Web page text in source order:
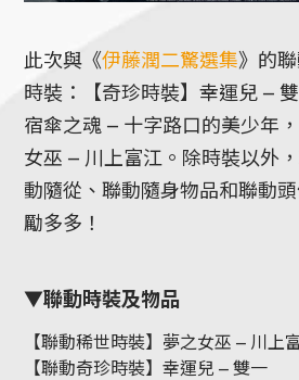
此次與《伊藤潤二驚選集》的
時裝：【奇珍時裝】幸運兒 –
宿傘之魂 – 十字路口的美少年
女巫 – 川上富江。除時裝以外
動隨從、聯動隨身物品和聯動
勵多多！
▼聯動時裝及物品
【聯動稀世時裝】夢之女巫 – 川上
【聯動奇珍時裝】幸運兒 – 雙一